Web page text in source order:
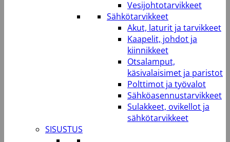
Vesijohtotarvikkeet
Sähkötarvikkeet
Akut, laturit ja tarvikkeet
Kaapelit, johdot ja
kiinnikkeet
Otsalamput,
käsivalaisimet ja paristot
Polttimot ja työvalot
Sähköasennustarvikkeet
Sulakkeet, ovikellot ja
sähkötarvikkeet
SISUSTUS